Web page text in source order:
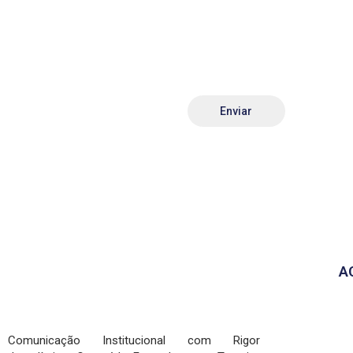
Comunicação Institucional com Rigor